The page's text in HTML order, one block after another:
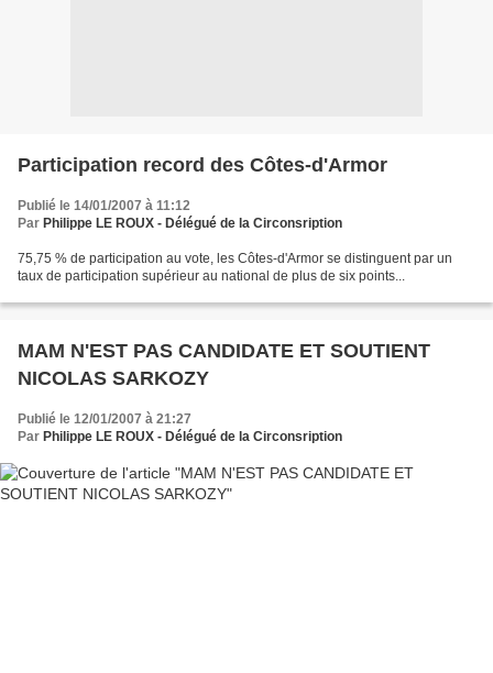
Participation record des Côtes-d'Armor
Publié le 14/01/2007 à 11:12
Par Philippe LE ROUX - Délégué de la Circonsription
75,75 % de participation au vote, les Côtes-d'Armor se distinguent par un
taux de participation supérieur au national de plus de six points...
MAM N'EST PAS CANDIDATE ET SOUTIENT
NICOLAS SARKOZY
Publié le 12/01/2007 à 21:27
Par Philippe LE ROUX - Délégué de la Circonsription